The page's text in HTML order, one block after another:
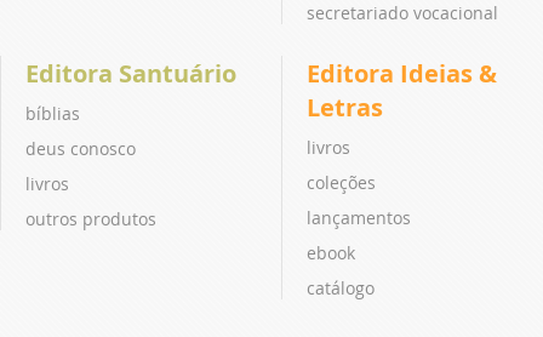
secretariado vocacional
Editora Santuário
bíblias
deus conosco
livros
outros produtos
Editora Ideias &
Letras
livros
coleções
lançamentos
ebook
catálogo